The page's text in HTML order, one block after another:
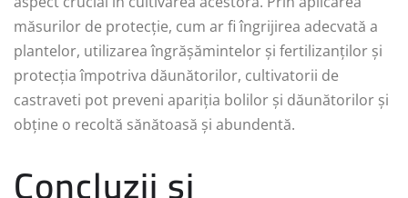
măsurilor de protecție, cum ar fi îngrijirea adecvată a
plantelor, utilizarea îngrășămintelor și fertilizanților și
protecția împotriva dăunătorilor, cultivatorii de
castraveti pot preveni apariția bolilor și dăunătorilor și
obține o recoltă sănătoasă și abundentă.